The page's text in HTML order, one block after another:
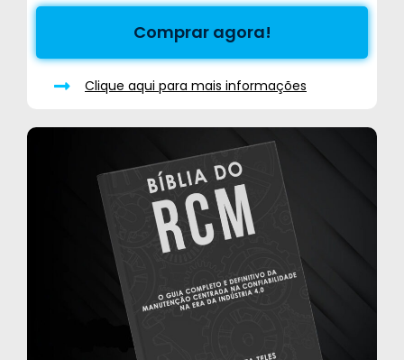
Comprar agora!
Clique aqui para mais informações